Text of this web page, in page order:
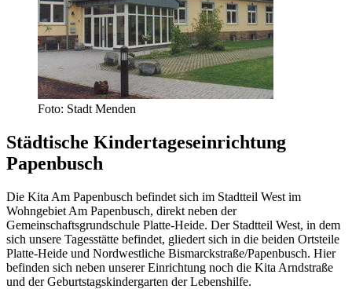
Foto: Stadt Menden
Städtische Kindertageseinrichtung
Papenbusch
Die Kita Am Papenbusch befindet sich im Stadtteil West im
Wohngebiet Am Papenbusch, direkt neben der
Gemeinschaftsgrundschule Platte-Heide. Der Stadtteil West, in dem
sich unsere Tagesstätte befindet, gliedert sich in die beiden Ortsteile
Platte-Heide und Nordwestliche Bismarckstraße/Papenbusch. Hier
befinden sich neben unserer Einrichtung noch die Kita Arndstraße
und der Geburtstagskindergarten der Lebenshilfe.